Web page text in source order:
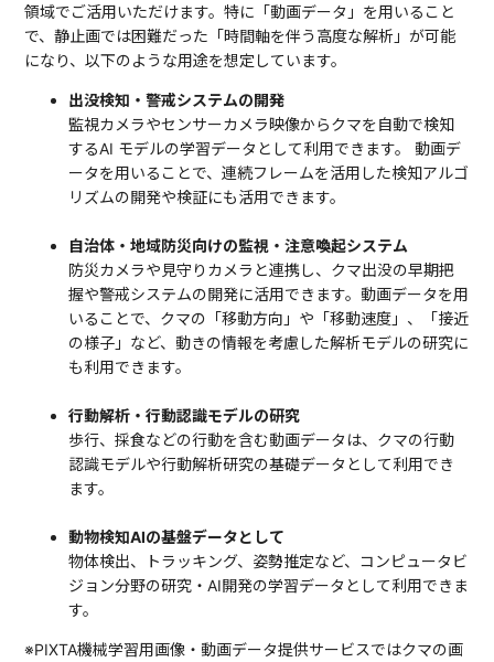
領域でご活用いただけます。特に「動画データ」を用いること
で、静止画では困難だった「時間軸を伴う高度な解析」が可能
になり、以下のような用途を想定しています。
出没検知・警戒システムの開発
監視カメラやセンサーカメラ映像からクマを自動で検知
するAI モデルの学習データとして利用できます。 動画デ
ータを用いることで、連続フレームを活用した検知アルゴ
リズムの開発や検証にも活用できます。
自治体・地域防災向けの監視・注意喚起システム
防災カメラや見守りカメラと連携し、クマ出没の早期把
握や警戒システムの開発に活用できます。動画データを用
いることで、クマの「移動方向」や「移動速度」、「接近
の様子」など、動きの情報を考慮した解析モデルの研究に
も利用できます。
行動解析・行動認識モデルの研究
歩行、採食などの行動を含む動画データは、クマの行動
認識モデルや行動解析研究の基礎データとして利用でき
ます。
動物検知AIの基盤データとして
物体検出、トラッキング、姿勢推定など、コンピュータビ
ジョン分野の研究・AI開発の学習データとして利用できま
す。
※PIXTA機械学習用画像・動画データ提供サービスではクマの画